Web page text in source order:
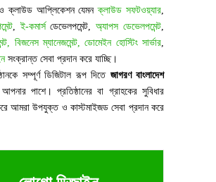
ক্লাউড আপ্লিকেশন যেমনক্লাউড সফটওয়্যার
,ই-কমার্সডেভেলপমেন্ট,অ্যাপস ডেভেলপমেন্ট
বিজনেস ম্যানেজমেন্ট, ডোমেইন হোস্টিং সার্ভার
সংক্রান্ত সেবা প্রদান করে যাচ্ছি।
সম্পূর্ণ ডিজিটাল রূপ দিতে জাগরণ বাংলাদেশ
পাশে। প্রতিষ্ঠানের বা গ্রাহকের সুবিধার
আমরা উপযুক্ত ও কাস্টমাইজড সেবা প্রদান করে